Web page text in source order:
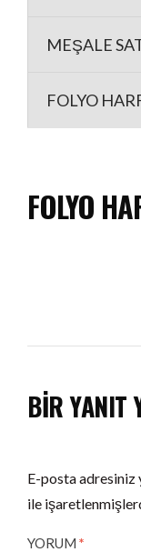
MEŞALE
FOLYO
FOLYO
BIR YANIT
E-posta adresiniz
ile
YORUM *